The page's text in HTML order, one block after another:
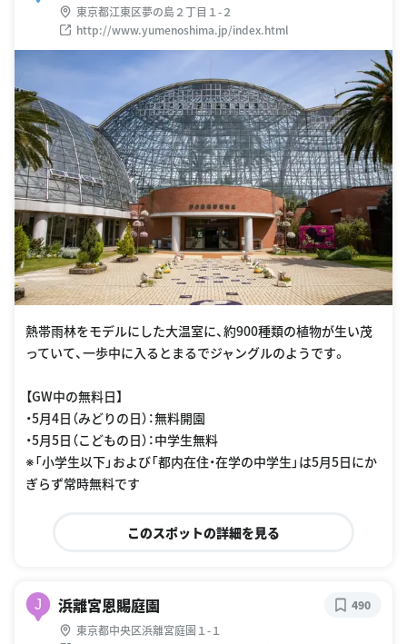
東京都江東区夢の島２丁目１-２
http://www.yumenoshima.jp/index.html
熱帯雨林をモデルにした大温室に、約900種類の植物が生い茂
っていて、一歩中に入るとまるでジャングルのようです。
【GW中の無料日】
・5月4日（みどりの日）：無料開園
・5月5日（こどもの日）：中学生無料
※「小学生以下」および「都内在住・在学の中学生」は5月5日にか
ぎらず常時無料です
このスポットの詳細を見る
J 浜離宮恩賜庭園
東京都中央区浜離宮庭園１-１
490